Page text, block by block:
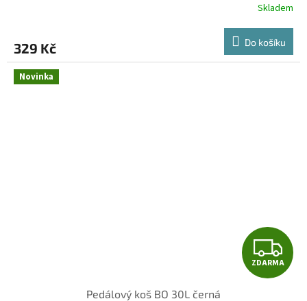
Skladem
329 Kč Do košíku
Novinka
Z
D
ZDARMA
Pedálový koš BO 30L černá